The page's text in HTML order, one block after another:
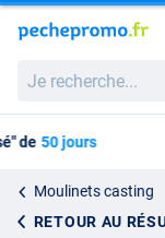
recherche...
Moulinets casting
RETOUR AU